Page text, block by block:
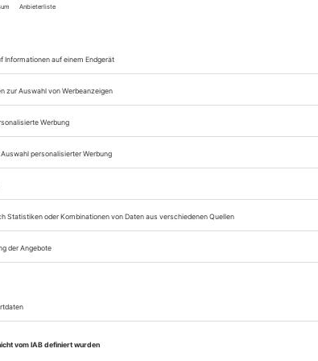
Sie können alle Vorteile
sofort nutzen
Digital-Abo testen